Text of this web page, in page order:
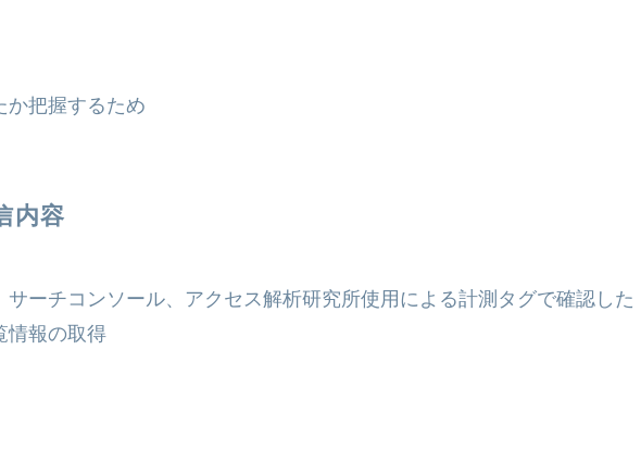
か把握するため
内容
サーチコンソール、アクセス解析研究所使用による計測タグで確認した
情報の取得